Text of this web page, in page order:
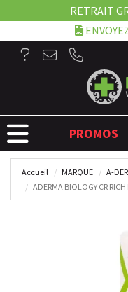
RETRAIT
NAVIGATION
PROMOS
Accueil MARQUE
A-
ADERMA BIOLOGY CR